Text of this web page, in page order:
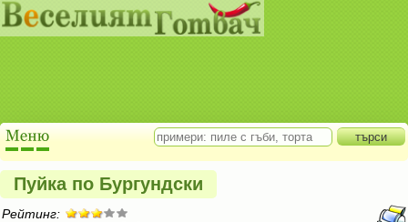
Пуйка по Бургундски
Рейтинг: